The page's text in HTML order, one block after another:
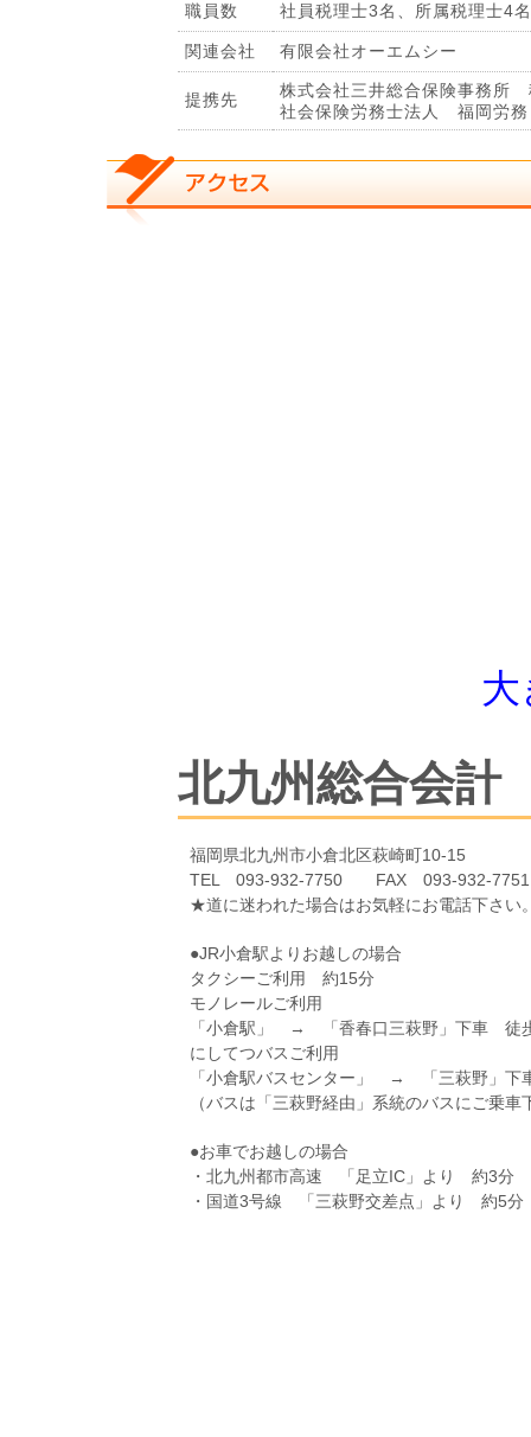
職員数 社員税理士3名、所属税理士4
関連会社 有限会社オーエムシー
提携先
株式会社三井総合保険事務所
社会保険労務士法人 福岡労務
北九州総合会計
福岡県北九州市小倉北区萩崎町10-15
TEL 093-932-7750 FAX 093-932-7751
★道に迷われた場合はお気軽にお電話下さい
●JR小倉駅よりお越しの場合
タクシーご利用 約15分
モノレールご利用
「小倉駅」 → 「香春口三萩野」下車 徒
にしてつバスご利用
「小倉駅バスセンター」 → 「三萩野」下
（バスは「三萩野経由」系統のバスにご乗車
●お車でお越しの場合
・北九州都市高速 「足立IC」より 約3分
・国道3号線 「三萩野交差点」より 約5分